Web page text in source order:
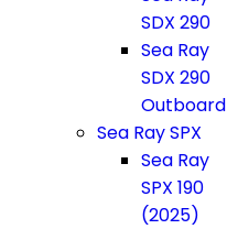
SDX 290
Sea Ray
SDX 290
Outboard
Sea Ray SPX
Sea Ray
SPX 190
(2025)